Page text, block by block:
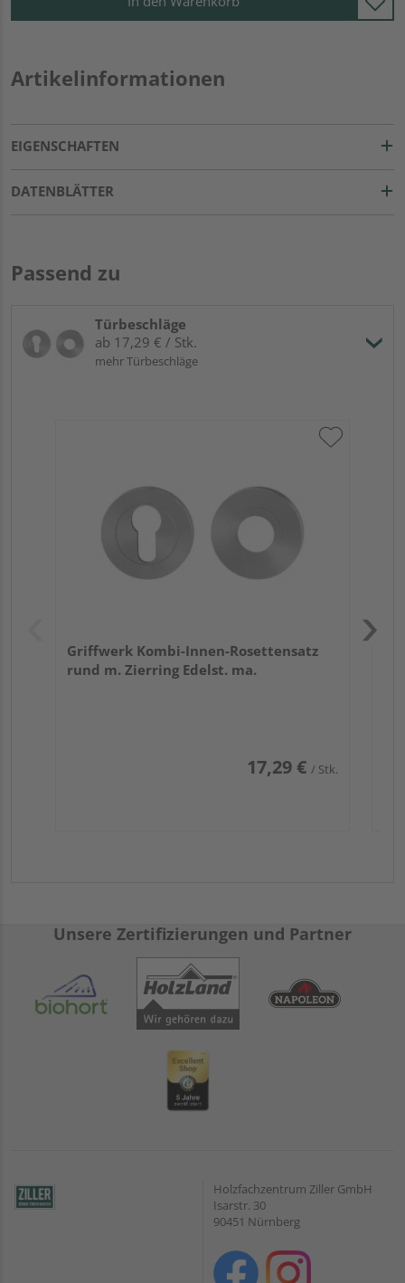
Artikelinformationen
EIGENSCHAFTEN
DATENBLÄTTER
Passend zu
Türbeschläge
ab 17,29 € / Stk.
mehr Türbeschläge
Griffwerk Kombi-Innen-Rosettensatz
rund m. Zierring Edelst. ma.
17,29 € / Stk.
Unsere Zertifizierungen und Partner
Holzfachzentrum Ziller GmbH
Isarstr. 30
90451 Nürnberg